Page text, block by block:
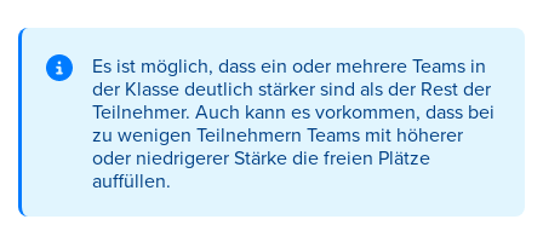
Es ist möglich, dass ein oder mehrere Teams in
der Klasse deutlich stärker sind als der Rest der
Teilnehmer. Auch kann es vorkommen, dass bei
zu wenigen Teilnehmern Teams mit höherer
oder niedrigerer Stärke die freien Plätze
auffüllen.